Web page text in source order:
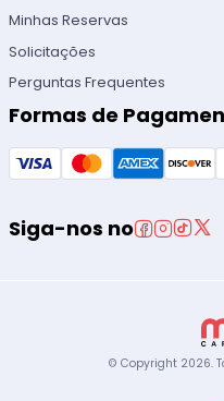
Minhas Reservas
Solicitações
Perguntas Frequentes
Formas de
Siga-nos no
© Copyright 2026.